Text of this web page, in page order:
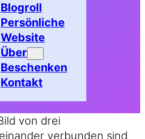
Blogroll
Persönliche
Website
Über
Beschenken
Kontakt